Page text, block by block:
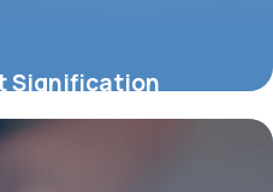
Signification